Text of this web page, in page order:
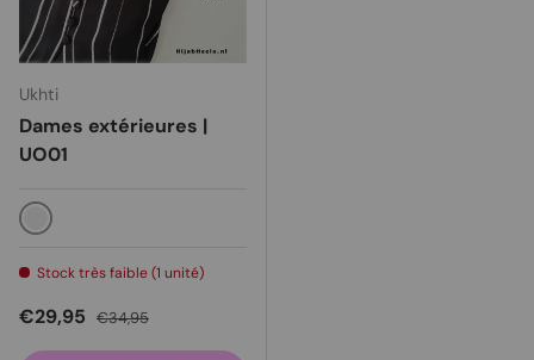
Ukhti
Dames extérieures |
UO01
Noir
Stock très faible (1 unité)
Prix soldé
€29,95 Prix habituel
€34,95